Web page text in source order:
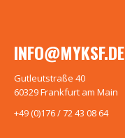
INFO@MYKSF.DE
Gutleutstraße 40
60329 Frankfurt am Main
+49 (0)176 / 72 43 08 64